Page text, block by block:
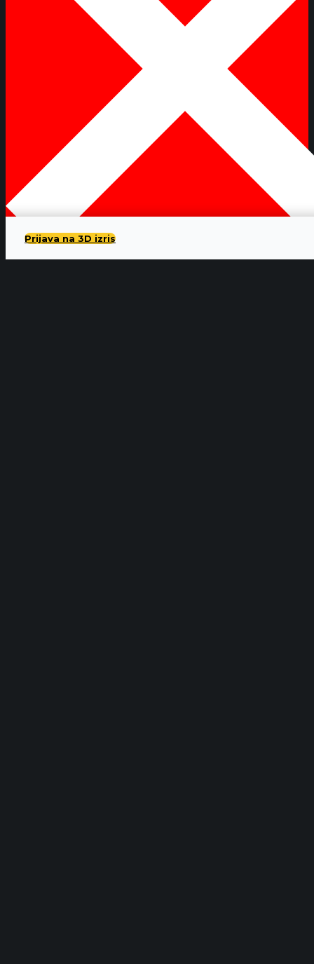
Prijava na 3D izris